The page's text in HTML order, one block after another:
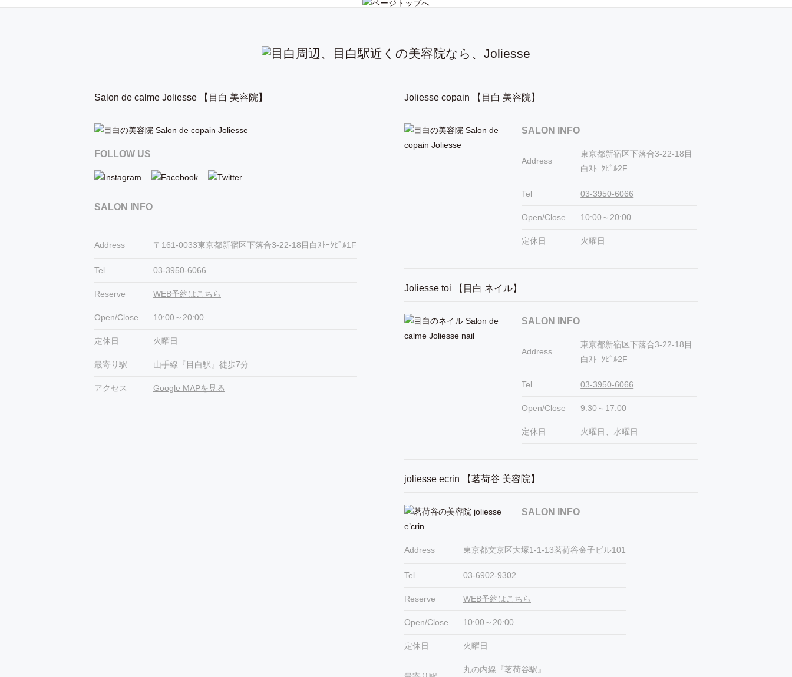
Salon de calme Joliesse 【目白 美容院】
FOLLOW US
SALON INFO
Address 〒161-0033東京都新宿区下落合3-22-18目白ｽﾄｰｸﾋﾞﾙ1F
Tel 03-3950-6066
Reserve WEB予約はこちら
Open/Close 10:00～20:00
定休日 火曜日
最寄り駅 山手線『目白駅』徒歩7分
アクセス Google MAPを見る
Joliesse copain 【目白 美容院】
SALON INFO
Address
東京都新宿区下落合3-22-18目
白ｽﾄｰｸﾋﾞﾙ2F
Tel 03-3950-6066
Open/Close 10:00～20:00
定休日 火曜日
Joliesse toi 【目白 ネイル】
SALON INFO
Address
東京都新宿区下落合3-22-18目
白ｽﾄｰｸﾋﾞﾙ2F
Tel 03-3950-6066
Open/Close 9:30～17:00
定休日 火曜日、水曜日
joliesse ēcrin 【茗荷谷 美容院】
SALON INFO
Address 東京都文京区大塚1-1-13茗荷谷金子ビル101
Tel 03-6902-9302
Reserve WEB予約はこちら
Open/Close 10:00～20:00
定休日 火曜日
丸の内線『茗荷谷駅』